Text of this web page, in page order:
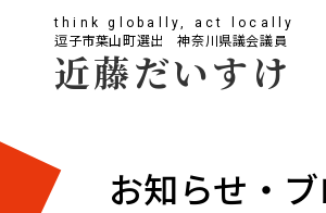
think globally, act locally
逗子市葉山町選出 神奈川県議会議員
近藤だいすけ
お知らせ・